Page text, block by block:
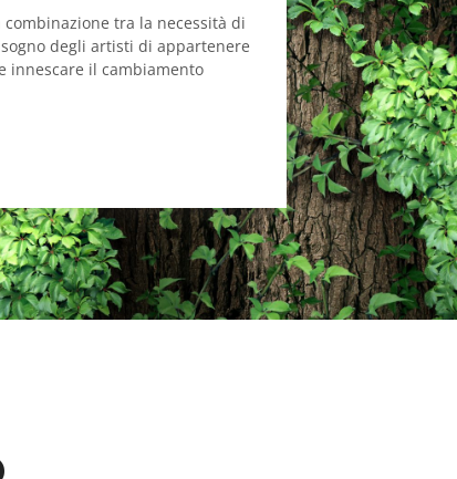
tra la necessità di
degli artisti di appartenere
innescare il cambiamento